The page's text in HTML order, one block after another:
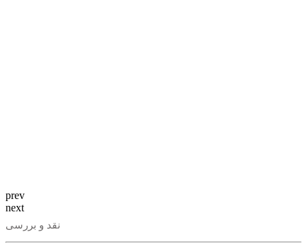
prev
next
نقد و بررسی